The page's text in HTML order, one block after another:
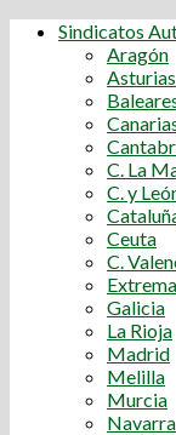
Sindicatos
Aragón
Asturias
C. La
C. y
Ceuta
C.
Galicia
La Rioja
Madrid
Melilla
Murcia
Navarra